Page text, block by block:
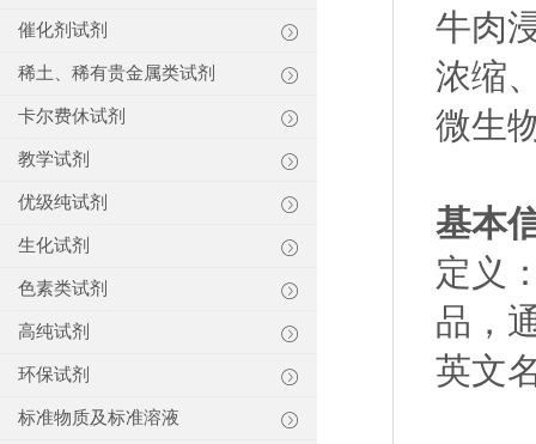
催化剂试剂
稀土、稀有贵金属类试剂
卡尔费休试剂
教学试剂
优级纯试剂
生化试剂
色素类试剂
高纯试剂
环保试剂
标准物质及标准溶液
牛肉
浓缩
微生
基本
定义
品，
英文